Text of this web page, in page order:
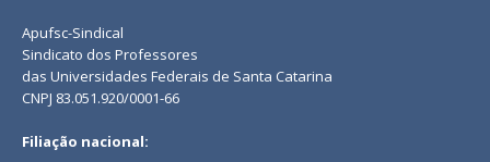
Apufsc-Sindical
Sindicato dos Professores
das Universidades Federais de Santa Catarina
CNPJ 83.051.920/0001-66
Filiação nacional: